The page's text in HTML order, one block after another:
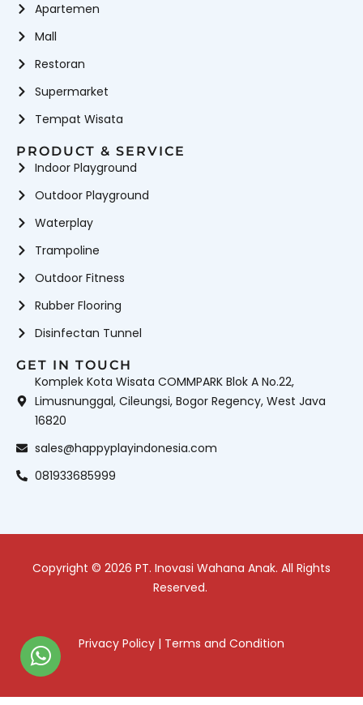
Apartemen
Mall
Restoran
Supermarket
Tempat Wisata
PRODUCT & SERVICE
Indoor Playground
Outdoor Playground
Waterplay
Trampoline
Outdoor Fitness
Rubber Flooring
Disinfectan Tunnel
GET IN TOUCH
Komplek Kota Wisata COMMPARK Blok A No.22,
Limusnunggal, Cileungsi, Bogor Regency, West Java
16820
sales@happyplayindonesia.com
081933685999
Copyright © 2026 PT. Inovasi Wahana Anak. All Rights
Reserved.
Privacy Policy | Terms and Condition